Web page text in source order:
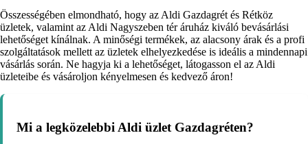
Összességében elmondható, hogy az Aldi Gazdagrét és Rétköz
üzletek, valamint az Aldi Nagyszeben tér áruház kiváló bevásárlási
lehetőséget kínálnak. A minőségi termékek, az alacsony árak és a profi
szolgáltatások mellett az üzletek elhelyezkedése is ideális a mindennapi
vásárlás során. Ne hagyja ki a lehetőséget, látogasson el az Aldi
üzleteibe és vásároljon kényelmesen és kedvező áron!
Mi a legközelebbi Aldi üzlet Gazdagréten?